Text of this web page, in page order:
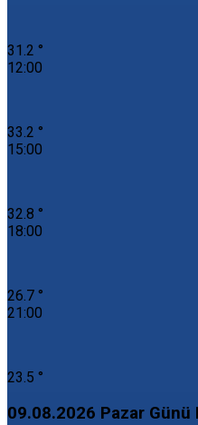
31.2 °
12:00
33.2 °
15:00
32.8 °
18:00
26.7 °
21:00
23.5 °
09.08.2026 Pazar Günü